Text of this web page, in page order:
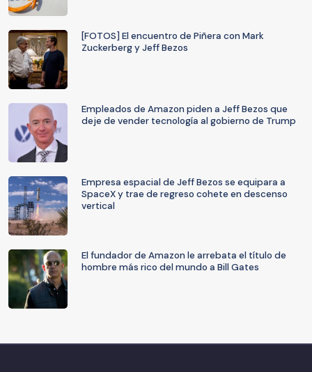
[FOTOS] El encuentro de Piñera con Mark
Zuckerberg y Jeff Bezos
Empleados de Amazon piden a Jeff Bezos que
deje de vender tecnología al gobierno de Trump
Empresa espacial de Jeff Bezos se equipara a
SpaceX y trae de regreso cohete en descenso
vertical
El fundador de Amazon le arrebata el título de
hombre más rico del mundo a Bill Gates